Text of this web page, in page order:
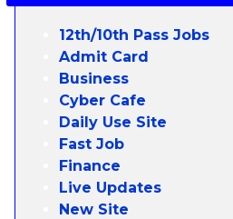
12th/10th Pass Jobs
Admit Card
Business
Cyber Cafe
Daily Use Site
Fast Job
Finance
Live Updates
New Site